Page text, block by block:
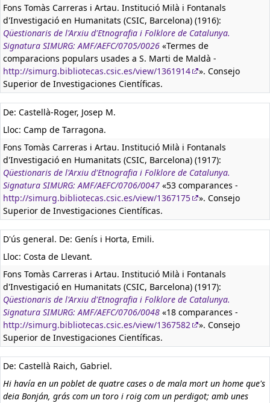
Fons Tomàs Carreras i Artau. Institució Milà i Fontanals
d'Investigació en Humanitats (CSIC, Barcelona) (1916):
Qüestionaris de l'Arxiu d'Etnografia i Folklore de Catalunya.
Signatura SIMURG: AMF/AEFC/0705/0026 «Termes de
comparacions populars usades a S. Marti de Maldà -
http://simurg.bibliotecas.csic.es/view/1361914
». Consejo
Superior de Investigaciones Científicas.
De: Castellà-Roger, Josep M.
Lloc: Camp de Tarragona.
Fons Tomàs Carreras i Artau. Institució Milà i Fontanals
d'Investigació en Humanitats (CSIC, Barcelona) (1917):
Qüestionaris de l'Arxiu d'Etnografia i Folklore de Catalunya.
Signatura SIMURG: AMF/AEFC/0706/0047 «53 comparances -
http://simurg.bibliotecas.csic.es/view/1367175
». Consejo
Superior de Investigaciones Científicas.
D'ús general. De: Genís i Horta, Emili.
Lloc: Costa de Llevant.
Fons Tomàs Carreras i Artau. Institució Milà i Fontanals
d'Investigació en Humanitats (CSIC, Barcelona) (1917):
Qüestionaris de l'Arxiu d'Etnografia i Folklore de Catalunya.
Signatura SIMURG: AMF/AEFC/0706/0048 «18 comparances -
http://simurg.bibliotecas.csic.es/view/1367582
». Consejo
Superior de Investigaciones Científicas.
De: Castellà Raich, Gabriel.
Hi havía en un poblet de quatre cases o de mala mort un home que's
deia Bonján, grás com un toro i roig com un perdigot; amb unes